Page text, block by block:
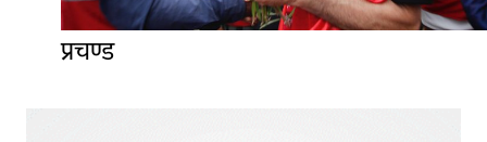
प्रचण्ड